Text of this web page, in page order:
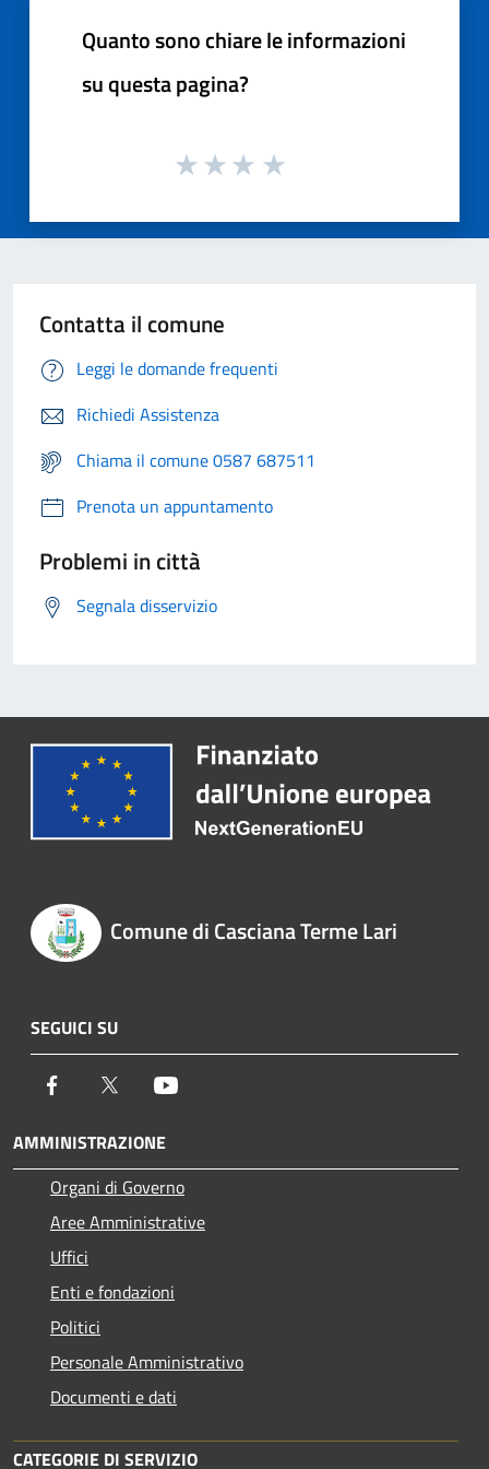
Quanto sono chiare le informazioni
su questa pagina?
Contatta il comune
Leggi le domande frequenti
Richiedi Assistenza
Chiama il comune 0587 687511
Prenota un appuntamento
Problemi in città
Segnala disservizio
Comune di Casciana Terme Lari
SEGUICI SU
Facebook Twitter
AMMINISTRAZIONE
Organi di Governo
Aree Amministrative
Uffici
Enti e fondazioni
Politici
Personale Amministrativo
Documenti e dati
CATEGORIE DI SERVIZIO